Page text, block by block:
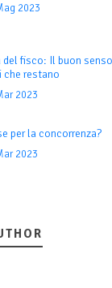
2023
del fisco: Il buon
che restano
2023
per la concorrenza?
2023